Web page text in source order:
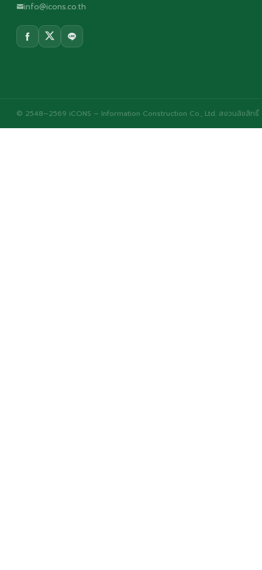
info@icons.co.th
© 2548–2569 iCONS – Information Construction Co., Ltd. สงวนลิขสิทธิ์